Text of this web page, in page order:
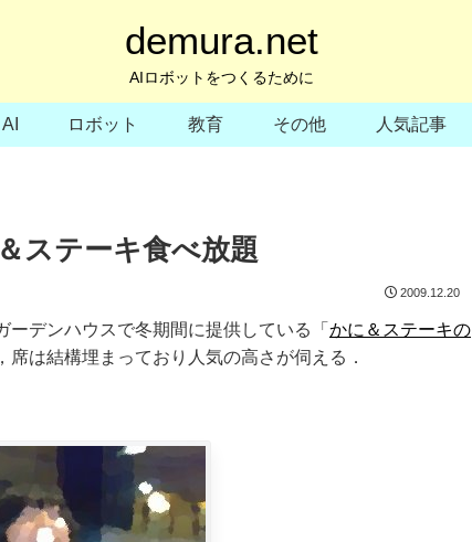
demura.net
AIロボットをつくるために
AI ロボット 教育 その他 人気記事
ステーキ食べ放題
2009.12.20
デンハウスで冬期間に提供している「 かに＆ステーキの
は結構埋まっており人気の高さが伺える．